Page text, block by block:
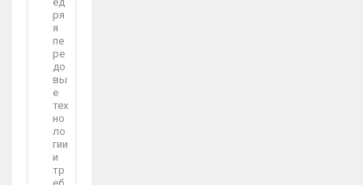
ря
я
пе
ре
до
вы
е
тех
но
ло
гии
и
тр